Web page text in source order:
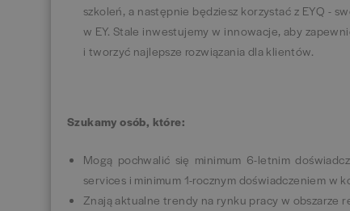
szkoleń, a następnie będziesz korzystać z EYQ -
w EY. Stale inwestujemy w innowacje, aby
i tworzyć najlepsze rozwiązania dla klientów.
Szukamy osób, które:
Mogą pochwalić się minimum 6-letnim
services i minimum 1-rocznym doświadczeniem w
Znają aktualne trendy na rynku pracy w obszarze